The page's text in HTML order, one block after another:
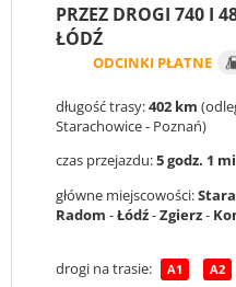
PRZEZ DROGI 740 I
ŁÓDŹ
ODCINKI PŁATNE
długość trasy:402 km
Starachowice - Poznań)
czas przejazdu:5 godz. 1
główne miejscowości:
Radom -Łódź-Zgierz-
drogi na trasie: A1 A2